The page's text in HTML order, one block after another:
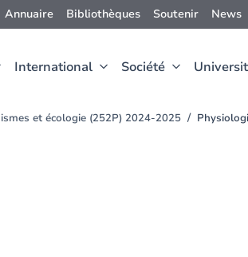
Annuaire Bibliothèques Soutenir News
International Société
et écologie (252P) 2024-2025